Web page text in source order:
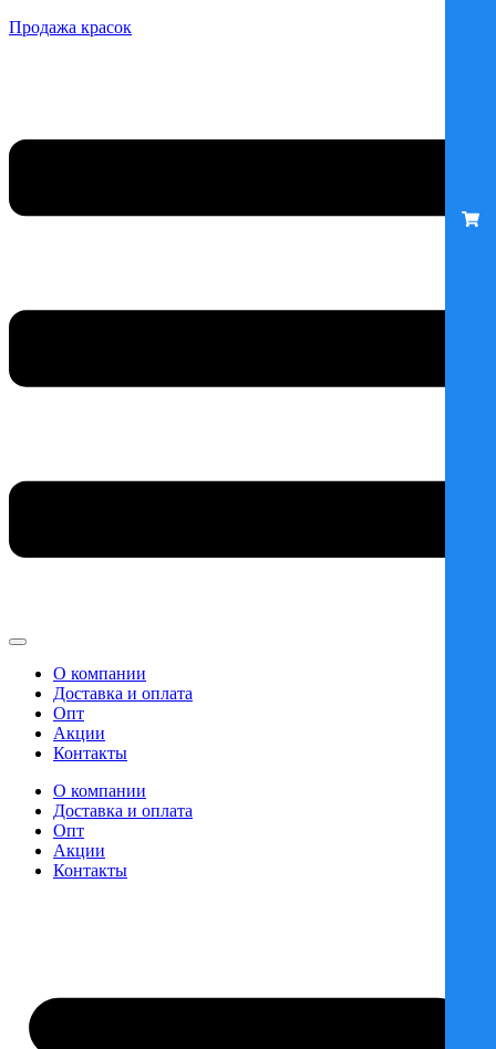
Продажа красок
О компании
Доставка и оплата
Опт
Акции
Контакты
О компании
Доставка и оплата
Опт
Акции
Контакты